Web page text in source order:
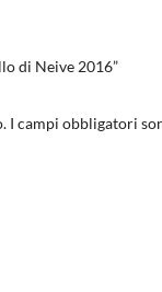
di Neive 2016”
I campi obbligatori